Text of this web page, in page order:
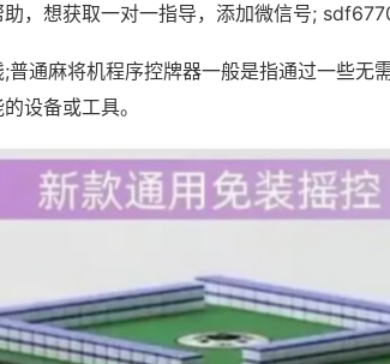
，想获取一对一指导，添加微信号;
普通麻将机程序控牌器一般是指通过一些无
设备或工具。